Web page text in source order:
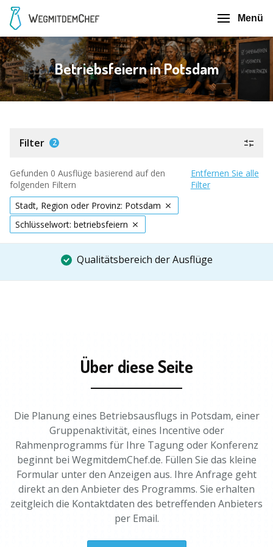
Menü
Betriebsfeiern in Potsdam
Filter 2
Gefunden 0 Ausflüge basierend auf den
folgenden Filtern
Entfernen Sie alle
Filter
Stadt, Region oder Provinz: Potsdam
Schlüsselwort: betriebsfeiern
Qualitätsbereich der Ausflüge
Über diese Seite
Die Planung eines Betriebsausflugs in Potsdam, einer
Gruppenaktivität, eines Incentive oder
Rahmenprogramms für Ihre Tagung oder Konferenz
beginnt bei WegmitdemChef.de. Füllen Sie das kleine
Formular unter den Anzeigen aus. Ihre Anfrage geht
direkt an den Anbieter des Programms. Sie erhalten
zeitgleich die Kontaktdaten des betreffenden Anbieters
per Email.